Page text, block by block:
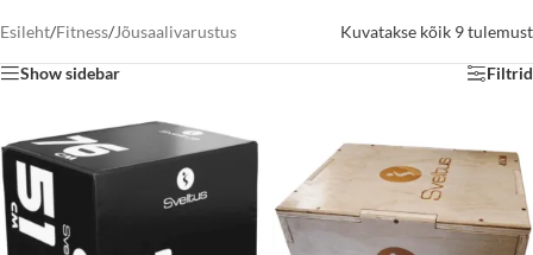
Esileht/Fitness/Jõusaalivarustus Kuvatakse kõik 9 tulemust
Show sidebar Filtrid